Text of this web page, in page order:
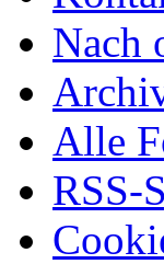
Nach
Alle
RSS-